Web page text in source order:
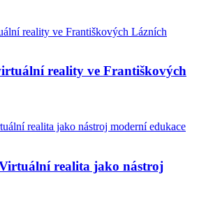
reality ve Františkových
realita jako nástroj